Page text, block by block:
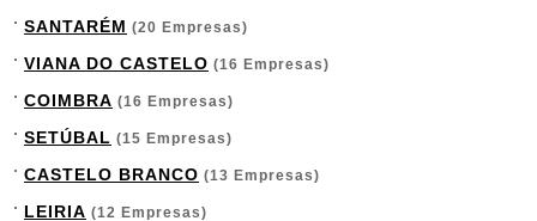
SANTARÉM (20 Empresas)
VIANA DO CASTELO (16 Empresas)
COIMBRA (16 Empresas)
SETÚBAL (15 Empresas)
CASTELO BRANCO (13 Empresas)
LEIRIA (12 Empresas)